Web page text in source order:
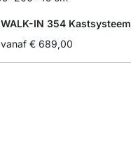
WALK-IN 354 Kastsysteem
vanaf € 689,00